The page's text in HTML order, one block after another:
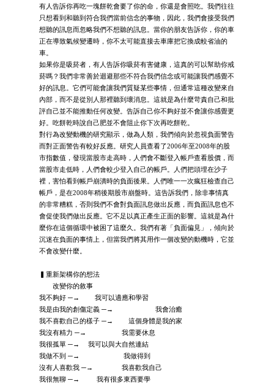
有人告訴你再吃一塊餅乾會要了你的命，你還是會照吃。我們往往
只想看到和聽到符合我們當前信念的事物，因此，我們會接受我們
想聽的訊息而忽略我們不想聽的訊息。當你的朋友告訴你，你的車
正在導致氣候變遷時，你不太可能直接去車庫把它換成較省油的
車。
如果你是吸菸者，有人告訴你吸菸有害健康，這真的可以幫助你戒
菸嗎？我們非常善於迴避那些不符合我們信念或可能讓我們感覺不
好的訊息。它們可能會讓我們質疑某些事情，但通常這種改變來自
內部，而不是從別人那裡聽到壞消息。這就是為什麼苛責自己和批
評自己並不能推動任何改變。告訴自己你不夠好並不會讓你感覺更
好。吃餅乾時說自己肥並不會阻止你下次再吃餅乾。
對行為改變動機的研究顯示，做為人類，我們傾向於忽視負面警告
而對正面警告有較好反應。研究人員查看了2006年至2008年的股
市指數值，發現當股市走高時，人們會不斷登入帳戶查看股價，而
當股市走低時，人們會較少登入自己的帳戶。人們把頭埋在沙子
裡，害怕看到帳戶崩潰時的負面後果。人們唯一一次瘋狂檢查自己
帳戶，是在2008年稍後期股市崩盤時。這告訴我們，除非事情真
的非常糟糕，否則我們不會對負面訊息做出反應，而負面訊息也不
會促使我們做出反應。它不足以真正產生正面的影響。這就是為什
麼你在這個循環中被困了這麼久。我們有著「負面偏見」，傾向於
沉迷在負面的事情上，但當我們將其用作一個改變的動機時，它並
不會改變什麼。
▍重新架構你的想法
改變你的敘事
我不夠好 ─→ 我可以適應和學習
我是由我的創傷定義 ─→ 我會治癒
我不喜歡自己的樣子 ─→ 這個身體是我的家
我沒有精力 ─→ 我需要休息
我很孤單 ─→ 我可以與大自然連結
我做不到 ─→ 我做得到
沒有人喜歡我 ─→ 我喜歡我自己
我很無聊 ─→ 我有很多東西要學